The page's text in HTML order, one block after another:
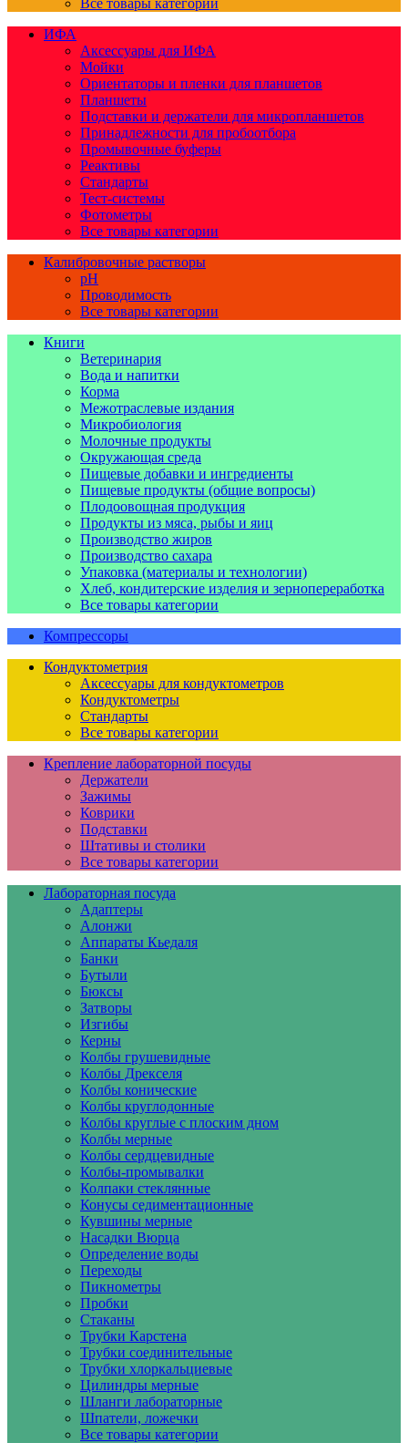
Все товары категории
ИФА
Аксессуары для ИФА
Мойки
Ориентаторы и пленки для планшетов
Планшеты
Подставки и держатели для микропланшетов
Принадлежности для пробоотбора
Промывочные буферы
Реактивы
Стандарты
Тест-системы
Фотометры
Все товары категории
Калибровочные растворы
pH
Проводимость
Все товары категории
Книги
Ветеринария
Вода и напитки
Корма
Межотраслевые издания
Микробиология
Молочные продукты
Окружающая среда
Пищевые добавки и ингредиенты
Пищевые продукты (общие вопросы)
Плодоовощная продукция
Продукты из мяса, рыбы и яиц
Производство жиров
Производство сахара
Упаковка (материалы и технологии)
Хлеб, кондитерские изделия и зернопереработка
Все товары категории
Компрессоры
Кондуктометрия
Аксессуары для кондуктометров
Кондуктометры
Стандарты
Все товары категории
Крепление лабораторной посуды
Держатели
Зажимы
Коврики
Подставки
Штативы и столики
Все товары категории
Лабораторная посуда
Адаптеры
Алонжи
Аппараты Кьедаля
Банки
Бутыли
Бюксы
Затворы
Изгибы
Керны
Колбы грушевидные
Колбы Дрекселя
Колбы конические
Колбы круглодонные
Колбы круглые с плоским дном
Колбы мерные
Колбы сердцевидные
Колбы-промывалки
Колпаки стеклянные
Конусы седиментационные
Кувшины мерные
Насадки Вюрца
Определение воды
Переходы
Пикнометры
Пробки
Стаканы
Трубки Карстена
Трубки соединительные
Трубки хлоркальциевые
Цилиндры мерные
Шланги лабораторные
Шпатели, ложечки
Все товары категории